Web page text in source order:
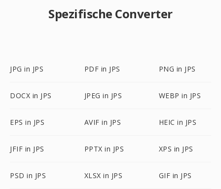
Spezifische Converter
JPG in JPS PDF in JPS PNG in JPS
DOCX in JPS JPEG in JPS WEBP in JPS
EPS in JPS AVIF in JPS HEIC in JPS
JFIF in JPS PPTX in JPS XPS in JPS
PSD in JPS XLSX in JPS GIF in JPS